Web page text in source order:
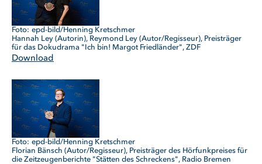
epd-bild/Henning Kretschmer
Hannah Ley (Autorin), Reymond Ley (Autor/Regisseur), Preisträger
für das Dokudrama "Ich bin! Margot Friedländer", ZDF
Download
epd-bild/Henning Kretschmer
Florian Bänsch (Autor/Regisseur), Preisträger des Hörfunkpreises für
die Zeitzeugenberichte "Stätten des Schreckens", Radio Bremen